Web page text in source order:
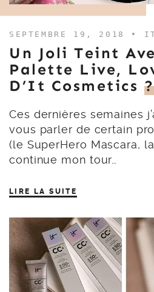
SEPTEMBRE 19, 2018 •
Un Joli Teint
Palette Live,
D’It Cosmetics ?
Ces dernières semaines
vous parler de certain
(le SuperHero Mascara,
continue mon tour…
LIRE LA SUITE